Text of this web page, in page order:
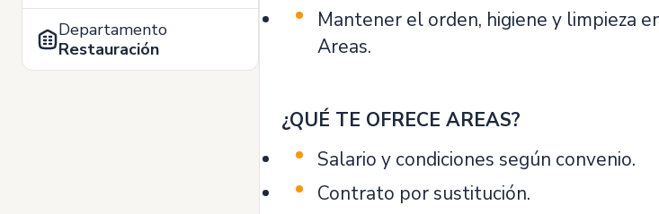
Departamento
Restauración
Mantener el orden, higiene y limpieza
Areas.
¿QUÉ TE OFRECE AREAS?
Salario y condiciones según convenio.
Contrato por sustitución.